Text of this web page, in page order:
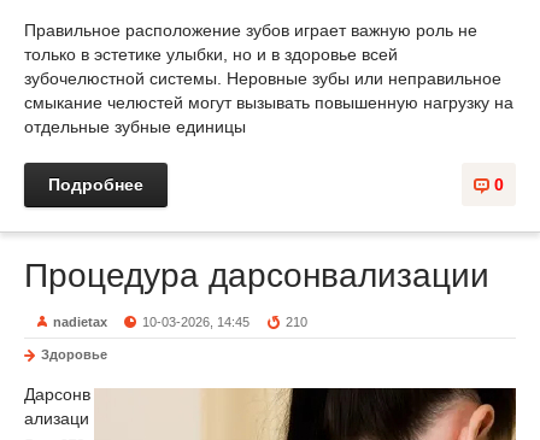
Правильное расположение зубов играет важную роль не
только в эстетике улыбки, но и в здоровье всей
зубочелюстной системы. Неровные зубы или неправильное
смыкание челюстей могут вызывать повышенную нагрузку на
отдельные зубные единицы
0
Подробнее
Процедура дарсонвализации
nadietax 10-03-2026, 14:45 210
Здоровье
Дарсонв
ализаци